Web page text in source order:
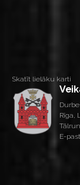
Skatīt lielāku karti
Rīga,
E-